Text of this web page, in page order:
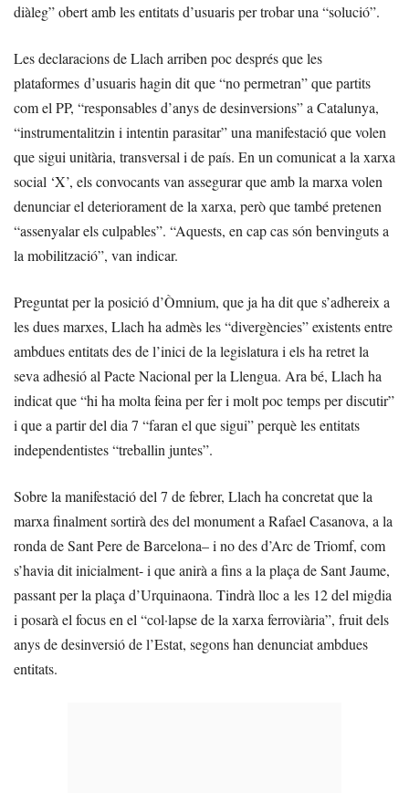
diàleg” obert amb les entitats d’usuaris per trobar una “solució”.
Les declaracions de Llach arriben poc després que les
plataformes d’usuaris hagin dit que “no permetran” que partits
com el PP, “responsables d’anys de desinversions” a Catalunya,
“instrumentalitzin i intentin parasitar” una manifestació que volen
que sigui unitària, transversal i de país. En un comunicat a la xarxa
social ‘X’, els convocants van assegurar que amb la marxa volen
denunciar el deteriorament de la xarxa, però que també pretenen
“assenyalar els culpables”. “Aquests, en cap cas són benvinguts a
la mobilització”, van indicar.
Preguntat per la posició d’Òmnium, que ja ha dit que s’adhereix a
les dues marxes, Llach ha admès les “divergències” existents entre
ambdues entitats des de l’inici de la legislatura i els ha retret la
seva adhesió al Pacte Nacional per la Llengua. Ara bé, Llach ha
indicat que “hi ha molta feina per fer i molt poc temps per discutir”
i que a partir del dia 7 “faran el que sigui” perquè les entitats
independentistes “treballin juntes”.
Sobre la manifestació del 7 de febrer, Llach ha concretat que la
marxa finalment sortirà des del monument a Rafael Casanova, a la
ronda de Sant Pere de Barcelona– i no des d’Arc de Triomf, com
s’havia dit inicialment- i que anirà a fins a la plaça de Sant Jaume,
passant per la plaça d’Urquinaona. Tindrà lloc a les 12 del migdia
i posarà el focus en el “col·lapse de la xarxa ferroviària”, fruit dels
anys de desinversió de l’Estat, segons han denunciat ambdues
entitats.